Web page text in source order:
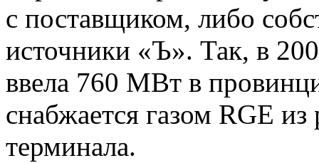
с поставщиком, либо
источники «Ъ». Так, в
ввела 760 МВт в
снабжается газом RGE
терминала.